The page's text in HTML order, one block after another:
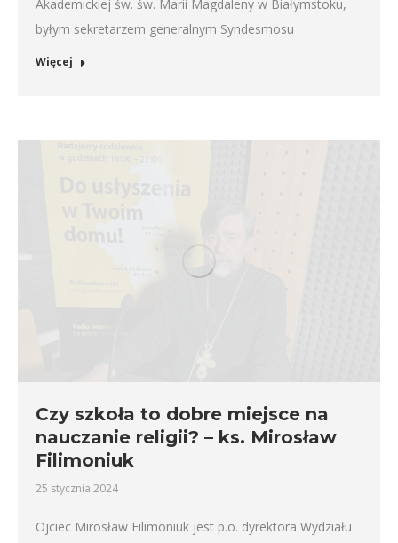
Akademickiej św. św. Marii Magdaleny w Białymstoku,
byłym sekretarzem generalnym Syndesmosu
Więcej
Czy szkoła to dobre miejsce na
nauczanie religii? – ks. Mirosław
Filimoniuk
25 stycznia 2024
Ojciec Mirosław Filimoniuk jest p.o. dyrektora Wydziału